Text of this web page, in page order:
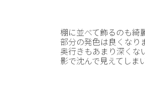
棚に並べて飾るのも綺
部分の発色は良くなり
奥行きもあまり深くな
影で沈んで見えてしま